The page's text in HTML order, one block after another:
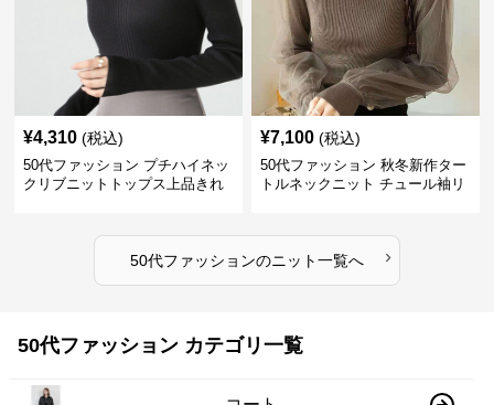
¥4,310 (税込)
50代ファッション プチハイネッ
クリブニットトップス上品きれ
¥7,100 (税込)
50代ファッション 秋冬新作ター
トルネックニット チュール袖リ
50代ファッションのニット一覧へ ›
50代ファッション カテゴリ一覧